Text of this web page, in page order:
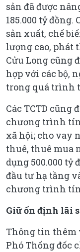
sản đã được
185.000 tỷ
sản xuất, chế
lượng cao, phát
Cửu Long cũng
hợp với các bộ,
trong quá trình
Các TCTD
chương trình
xã hội; cho vay
thuê, thuê mua
dụng 500.000 tỷ
đầu tư hạ tầng
chương trình
Giữ ổn định lãi
Thông tin thêm
Phó Thống đốc